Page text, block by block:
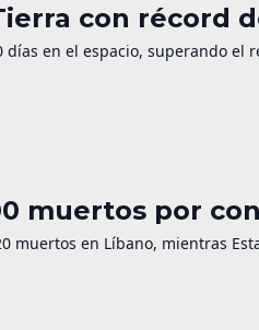
con récord
en el espacio, superando el
muertos por
muertos en Líbano, mientras